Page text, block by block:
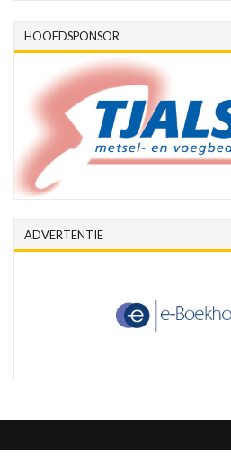
HOOFDSPONSOR
ADVERTENTIE